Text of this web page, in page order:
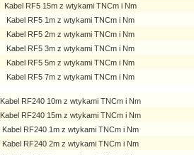
Kabel RF5 15m z wtykami TNCm i Nm
Kabel RF5 1m z wtykami TNCm i Nm
Kabel RF5 2m z wtykami TNCm i Nm
Kabel RF5 3m z wtykami TNCm i Nm
Kabel RF5 5m z wtykami TNCm i Nm
Kabel RF5 7m z wtykami TNCm i Nm
Kabel RF240 10m z wtykami TNCm i Nm
Kabel RF240 15m z wtykami TNCm i Nm
Kabel RF240 1m z wtykami TNCm i Nm
Kabel RF240 2m z wtykami TNCm i Nm